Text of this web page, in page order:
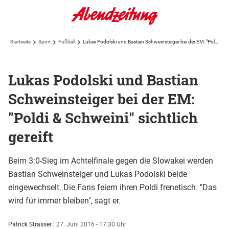
Startseite Sport Fußball
Lukas Podolski und Bastian
Schweinsteiger bei der EM:
"Poldi & Schweini" sichtlich
gereift
Beim 3:0-Sieg im Achtelfinale gegen die Slowakei werden
Bastian Schweinsteiger und Lukas Podolski beide
eingewechselt. Die Fans feiern ihren Poldi frenetisch. "Das
wird für immer bleiben", sagt er.
Patrick Strasser | 27. Juni 2016 - 17:30 Uhr